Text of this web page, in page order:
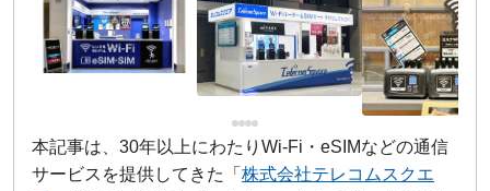
本記事は、30年以上にわたりWi-Fi・eSIMなどの通信
サービスを提供してきた「 株式会社テレコムスクエ